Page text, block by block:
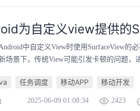
为自定义view提供的
中自定义View时使用SurfaceView的
场景下，传统View可能引发卡顿的问题，
任务调度 移动APP 移动开发
2025-06-09 01:08:34 2423